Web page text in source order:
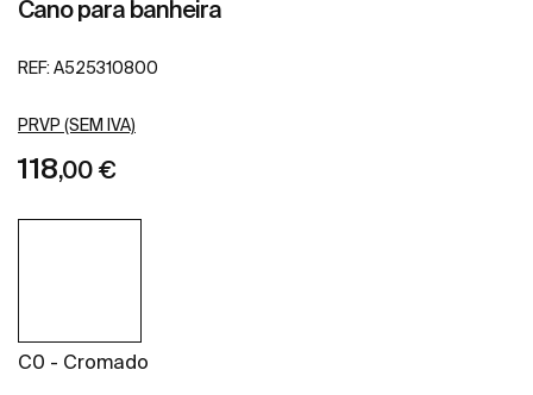
Cano para banheira
REF: A525310800
PRVP (SEM IVA)
118,00 €
C0 - Cromado